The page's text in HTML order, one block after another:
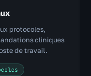
protocoles,
cliniques
de travail.